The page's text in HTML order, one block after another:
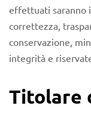
effettuati saranno
correttezza,
conservazione,
integrità e
Titolare